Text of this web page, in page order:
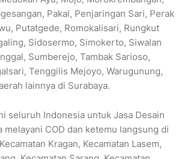
Pakal, Penjaringan Sari, Perak
Putatgede, Romokalisari, Rungkut
Sidosermo, Simokerto, Siwalan
Sumberejo, Tambak Sarioso,
Tenggilis Mejoyo, Warugunung,
lainnya di Surabaya.
seluruh Indonesia untuk Jasa Desain
melayani COD dan ketemu langsung di
Kragan, Kecamatan Lasem,